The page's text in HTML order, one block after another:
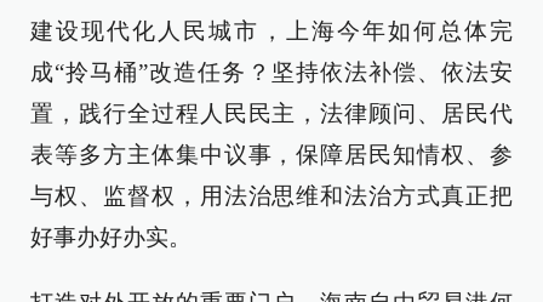
建设现代化人民城市，上海今年如何总体完
成“拎马桶”改造任务？坚持依法补偿、依法安
置，践行全过程人民民主，法律顾问、居民代
表等多方主体集中议事，保障居民知情权、参
与权、监督权，用法治思维和法治方式真正把
好事办好办实。